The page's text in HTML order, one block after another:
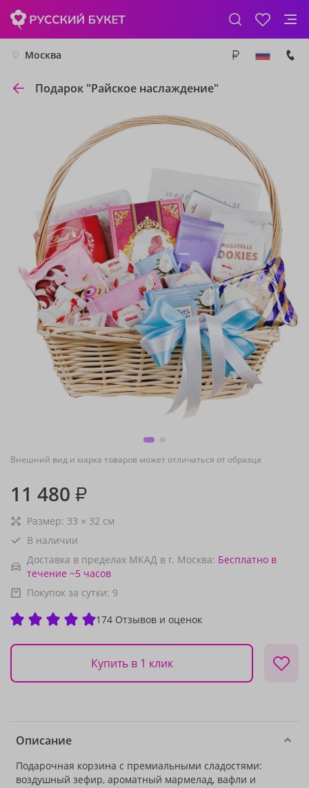
Москва
Подарок "Райское наслаждение"
Внешний вид и марка товаров может отличаться от образца
11 480 ₽
Размер: 33 × 32 см
В наличии
Доставка в пределах МКАД в г. Москва: Бесплатно в
течение ~5 часов
Покупок за сутки: 9
174 Отзывов и оценок
Купить в 1 клик
Описание
Подарочная корзина с премиальными сладостями:
воздушный зефир, ароматный мармелад, вафли и